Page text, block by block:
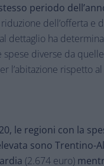
periodo
dell’offerta e
dettaglio ha
spese diverse da
l’abitazione rispetto
le regioni con la
sono Trentino-
(2.674 euro)